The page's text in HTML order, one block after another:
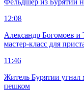
Фельдшер из Бурятии
12:08
Александр Богомоев и
мастер-класс для
11:46
Житель Бурятии угнал
пешком